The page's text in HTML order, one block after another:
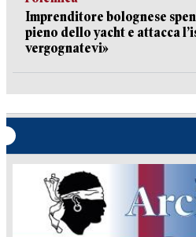
Imprenditore bolognese
pieno dello yacht e attacca
vergognatevi»